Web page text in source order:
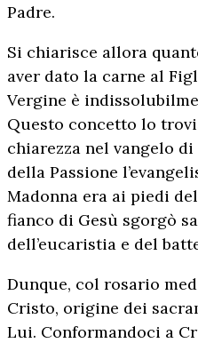
Padre.
Si chiarisce allora
aver dato la carne al
Vergine è
Questo concetto lo
chiarezza nel vangelo
della Passione
Madonna era ai piedi
fianco di Gesù sgorgò
dell’eucaristia e del
Dunque, col rosario
Cristo, origine dei
Lui. Conformandoci a